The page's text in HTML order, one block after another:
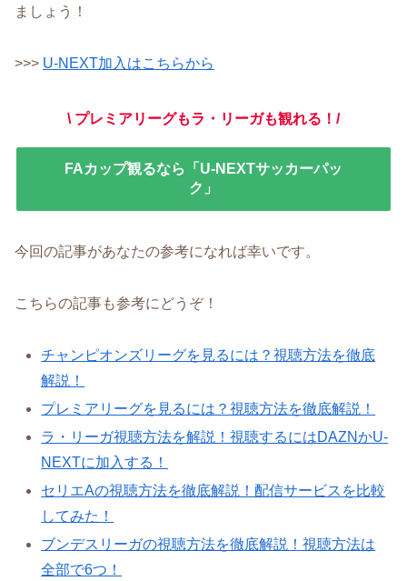
ましょう！
>>> U-NEXT加入はこちらから
\ プレミアリーグもラ・リーガも観れる！/
FAカップ観るなら「U-NEXTサッカーパッ
ク」
今回の記事があなたの参考になれば幸いです。
こちらの記事も参考にどうぞ！
チャンピオンズリーグを見るには？視聴方法を徹底
解説！
プレミアリーグを見るには？視聴方法を徹底解説！
ラ・リーガ視聴方法を解説！視聴するにはDAZNかU-
NEXTに加入する！
セリエAの視聴方法を徹底解説！配信サービスを比較
してみた！
ブンデスリーガの視聴方法を徹底解説！視聴方法は
全部で6つ！